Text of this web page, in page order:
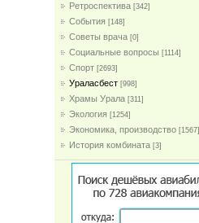
Ретроспектива [342]
События [148]
Советы врача [0]
Социальные вопросы [1114]
Спорт [2693]
Ураласбест [998]
Храмы Урала [311]
Экология [1254]
Экономика, производство [1567]
История комбината [3]